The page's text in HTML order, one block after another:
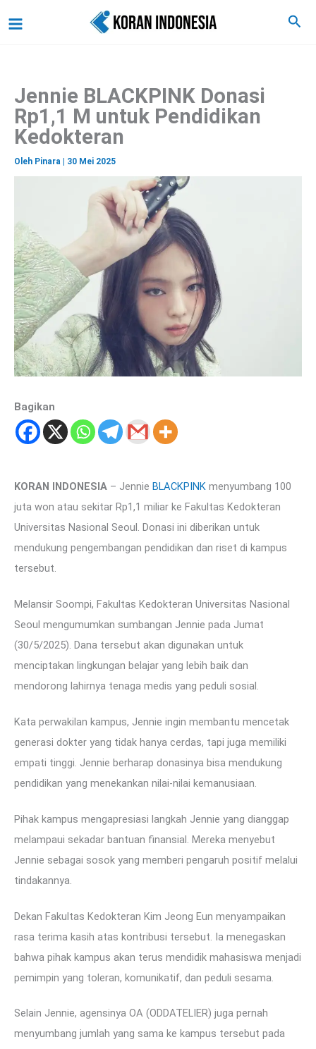
ke
Cari
Jennie BLACKPINK Donasi
Rp1,1 M untuk Pendidikan
Kedokteran
Oleh Pinara 30 Mei 2025
Bagikan
KORAN INDONESIA – Jennie BLACKPINK menyumbang 100
juta won atau sekitar Rp1,1 miliar ke Fakultas Kedokteran
Universitas Nasional Seoul. Donasi ini diberikan untuk
mendukung pengembangan pendidikan dan riset di kampus
tersebut.
Melansir Soompi, Fakultas Kedokteran Universitas Nasional
Seoul mengumumkan sumbangan Jennie pada Jumat
(30/5/2025). Dana tersebut akan digunakan untuk
menciptakan lingkungan belajar yang lebih baik dan
mendorong lahirnya tenaga medis yang peduli sosial.
Kata perwakilan kampus, Jennie ingin membantu mencetak
generasi dokter yang tidak hanya cerdas, tapi juga memiliki
empati tinggi. Jennie berharap donasinya bisa mendukung
pendidikan yang menekankan nilai-nilai kemanusiaan.
Pihak kampus mengapresiasi langkah Jennie yang dianggap
melampaui sekadar bantuan finansial. Mereka menyebut
Jennie sebagai sosok yang memberi pengaruh positif melalui
tindakannya.
Dekan Fakultas Kedokteran Kim Jeong Eun menyampaikan
rasa terima kasih atas kontribusi tersebut. Ia menegaskan
bahwa pihak kampus akan terus mendidik mahasiswa menjadi
pemimpin yang toleran, komunikatif, dan peduli sesama.
Selain Jennie, agensinya OA (ODDATELIER) juga pernah
menyumbang jumlah yang sama ke kampus tersebut pada
a